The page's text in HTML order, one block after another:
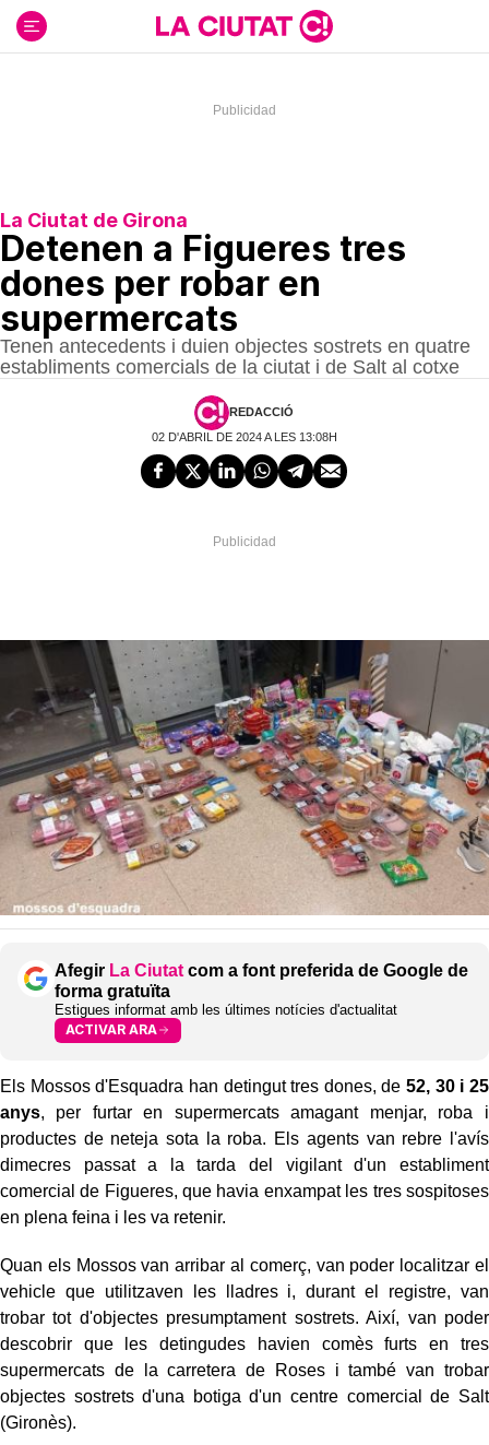
contenido
La Ciutat de Girona
Detenen a Figueres tres
dones per robar en
supermercats
Tenen antecedents i duien objectes sostrets en quatre
establiments comercials de la ciutat i de Salt al cotxe
REDACCIÓ
02 D'ABRIL DE 2024 A LES 13:08H
Afegir La Ciutat com a font preferida de Google de
forma gratuïta
Estigues informat amb les últimes notícies d'actualitat
ACTIVAR ARA
Els Mossos d'Esquadra han detingut tres dones, de52, 30 i 25
anys, per furtar en supermercats amagant menjar, roba i
productes de neteja sota la roba. Els agents van rebre l'avís
dimecres passat a la tarda del vigilant d'un establiment
comercial de Figueres, que havia enxampat les tres sospitoses
en plena feina i les va retenir.
Quan els Mossos van arribar al comerç, van poder localitzar el
vehicle que utilitzaven les lladres i, durant el registre, van
trobar tot d'objectes presumptament sostrets. Així, van poder
descobrir que les detingudes havien comès furts en tres
supermercats de la carretera de Roses i també van trobar
objectes sostrets d'una botiga d'un centre comercial de Salt
(Gironès).